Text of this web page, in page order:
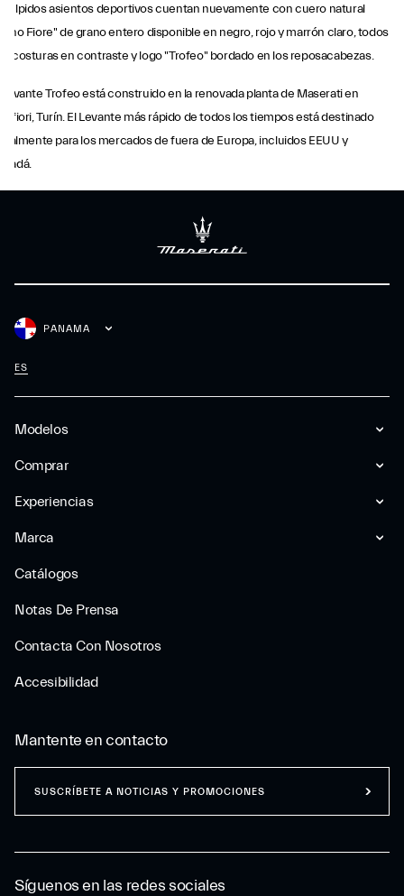
asientos deportivos cuentan nuevamente con cuero natural
Fiore" de grano entero disponible en negro, rojo y marrón claro, todos
costuras en contraste y logo "Trofeo" bordado en los reposacabezas.
Levante Trofeo está construido en la renovada planta de Maserati en
Turín. El Levante más rápido de todos los tiempos está destinado
para los mercados de fuera de Europa, incluidos EEUU y
Modelos
Comprar
Experiencias
Marca
Catálogos
Notas De Prensa
Contacta Con Nosotros
Accesibilidad
PANAMA
ES
Síguenos en las redes sociales
Mantente en contacto
SUSCRÍBETE A NOTICIAS Y PROMOCIONES